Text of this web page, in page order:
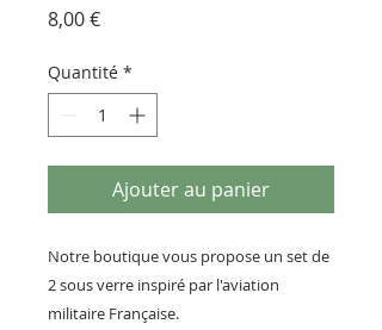
8,00 €Prix
Quantité *
Ajouter au panier
Notre boutique vous propose un set de
2 sous verre inspiré par l'aviation
militaire Française.